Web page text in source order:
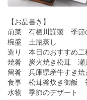
【お品書き】
前菜 有栖川謹製 季節
椀盛 土瓶蒸し
造り 本日のおすすめ
焼肴 炭火焼き松茸 瀬
留肴 兵庫県産牛すき
食事 松茸釜炊き御飯
水物 季節のデザート